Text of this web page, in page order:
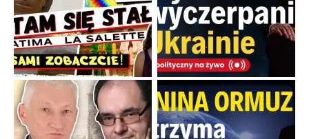
Gorący dylemat medytacji nad tajemnicami....
Popularne